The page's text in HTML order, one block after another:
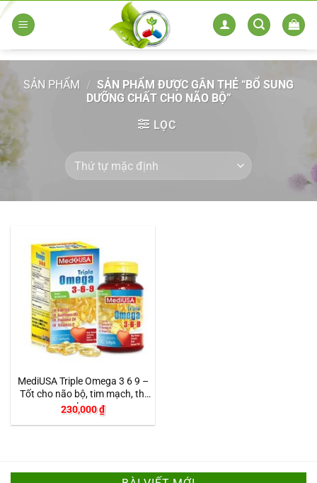
Skip
SẢN PHẨM / SẢN PHẨM ĐƯỢC GẮN THẺ “BỔ SUNG
DƯỠNG CHẤT CHO NÃO BỘ”
LỌC
MediUSA Triple Omega 3 6 9 –
Tốt cho não bộ, tim mạch, thị
lực
230,000₫